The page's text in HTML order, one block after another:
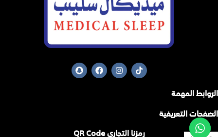
الروابط المهمة
الصفحات التعريفية
رمزنا التجاري QR Code